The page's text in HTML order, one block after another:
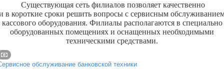
Существующая сеть филиалов позволяет качественно
в короткие сроки решить вопросы с сервисным
кассового оборудования. Филиалы располагаются в специально
оборудованных помещениях и оснащенных необходимыми
техническими средствами.
обслуживание банковской техники